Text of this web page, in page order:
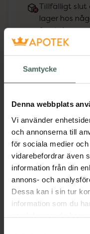
Samtycke
Denna webbplats
Vi använder
och annonserna till
för sociala medier
vidarebefordrar även
information från din
annons- och
Dessa kan i sin tur
information som du
samlat in när du har
Tillfälligt slut
lager hos
Apotek.
Se
Få mejl när
Aktuella
Beskrivning